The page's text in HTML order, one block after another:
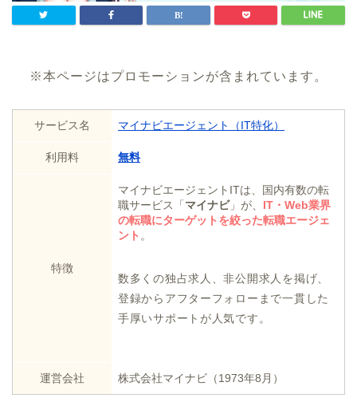
※本ページはプロモーションが含まれています。
サービス名 マイナビエージェント（IT特化）
利用料 無料
特徴
マイナビエージェントITは、国内有数の転
職サービス「マイナビ」が、 IT・Web業界
の転職にターゲットを絞った転職エージェ
ント 。
数多くの独占求人、非公開求人を掲げ、
登録からアフターフォローまで一貫した
手厚いサポートが人気です。
運営会社 株式会社マイナビ（1973年8月）